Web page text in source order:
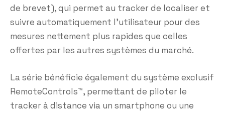
de brevet), qui permet au tracker de localiser et
suivre automatiquement l’utilisateur pour des
mesures nettement plus rapides que celles
offertes par les autres systèmes du marché.
La série bénéficie également du système exclusif
RemoteControls™, permettant de piloter le
tracker à distance via un smartphone ou une